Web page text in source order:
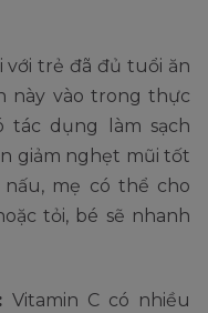
với trẻ đã đủ tuổi ăn
này vào trong thực
tác dụng làm sạch
giảm nghẹt mũi tốt
nấu, mẹ có thể cho
tỏi, bé sẽ nhanh
Vitamin C có nhiều